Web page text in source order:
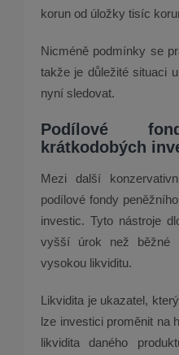
korun od úložky tisíc
Nicméně podmínky se
takže je důležité situaci
nyní sledovat.
Podílové
krátkodobých
Mezi další
podílové fondy
investic. Tyto nástroje
vyšší úrok než běžné
vysokou likviditu.
Likvidita je ukazatel,
lze investici proměnit na
likvidita daného